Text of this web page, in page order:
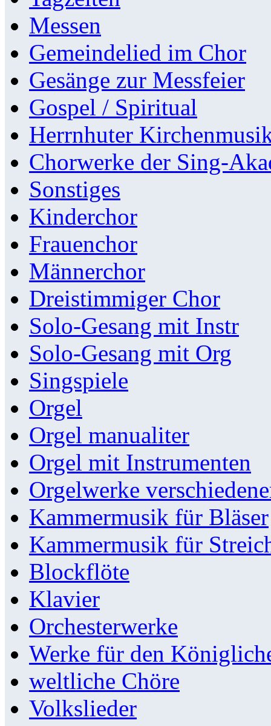
Messen
Gemeindelied im Chor
Gesänge zur Messfeier
Gospel / Spiritual
Herrnhuter
Chorwerke der Sing-
Sonstiges
Kinderchor
Frauenchor
Männerchor
Dreistimmiger Chor
Solo-Gesang mit Instr
Solo-Gesang mit Org
Singspiele
Orgel
Orgel manualiter
Orgel mit Instrumenten
Orgelwerke
Kammermusik für Bläser
Kammermusik für
Blockflöte
Klavier
Orchesterwerke
Werke für den
weltliche Chöre
Volkslieder